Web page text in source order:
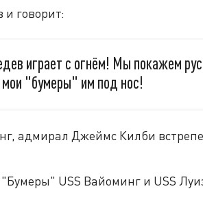
говорит:
играет с огнём! Мы покажем
"бумеры" им под нос!
адмирал Джеймс Килби
USS Вайоминг и USS